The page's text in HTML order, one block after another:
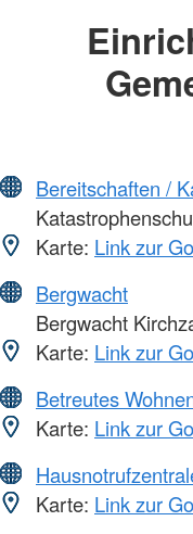
Bereitschaften /
Karte: Link zur
Bergwacht
Bergwacht
Karte: Link zur
Betreutes
Karte: Link zur
Karte: Link zur